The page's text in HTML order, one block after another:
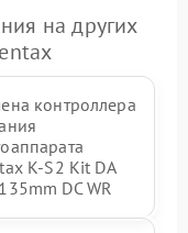
на других
контроллера
K-S2 Kit DA
DC WR